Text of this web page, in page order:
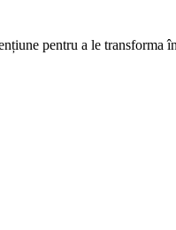
pentru a le transforma